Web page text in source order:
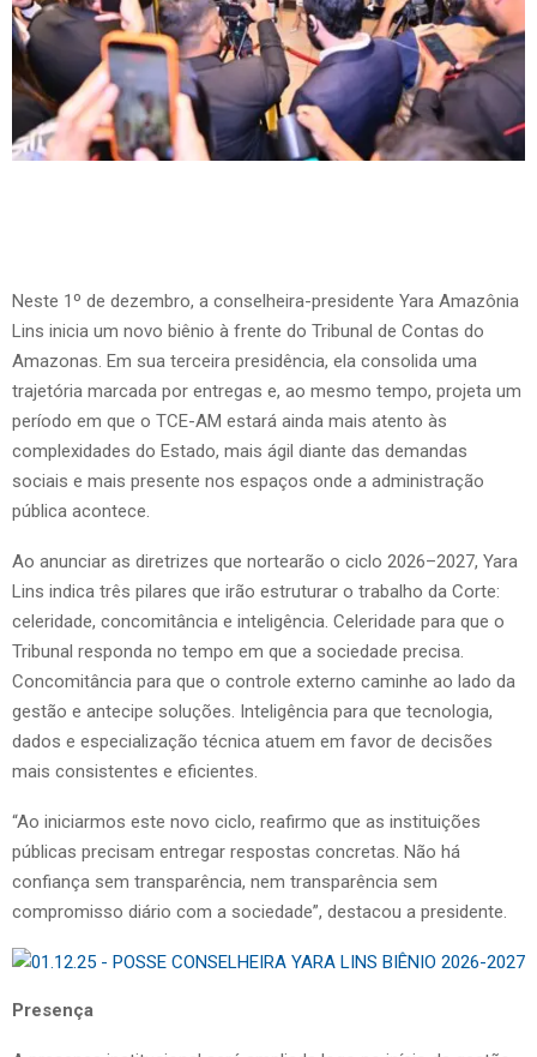
Neste 1º de dezembro, a conselheira-presidente Yara Amazônia
Lins inicia um novo biênio à frente do Tribunal de Contas do
Amazonas. Em sua terceira presidência, ela consolida uma
trajetória marcada por entregas e, ao mesmo tempo, projeta um
período em que o TCE-AM estará ainda mais atento às
complexidades do Estado, mais ágil diante das demandas
sociais e mais presente nos espaços onde a administração
pública acontece.
Ao anunciar as diretrizes que nortearão o ciclo 2026–2027, Yara
Lins indica três pilares que irão estruturar o trabalho da Corte:
celeridade, concomitância e inteligência. Celeridade para que o
Tribunal responda no tempo em que a sociedade precisa.
Concomitância para que o controle externo caminhe ao lado da
gestão e antecipe soluções. Inteligência para que tecnologia,
dados e especialização técnica atuem em favor de decisões
mais consistentes e eficientes.
“Ao iniciarmos este novo ciclo, reafirmo que as instituições
públicas precisam entregar respostas concretas. Não há
confiança sem transparência, nem transparência sem
compromisso diário com a sociedade”, destacou a presidente.
Presença